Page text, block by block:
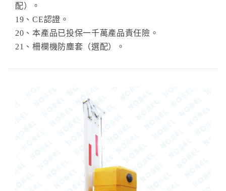
配）。
19、CE認證。
20、本產品已投保一千萬產品責任險。
21、柵欄機防塵套（選配）。